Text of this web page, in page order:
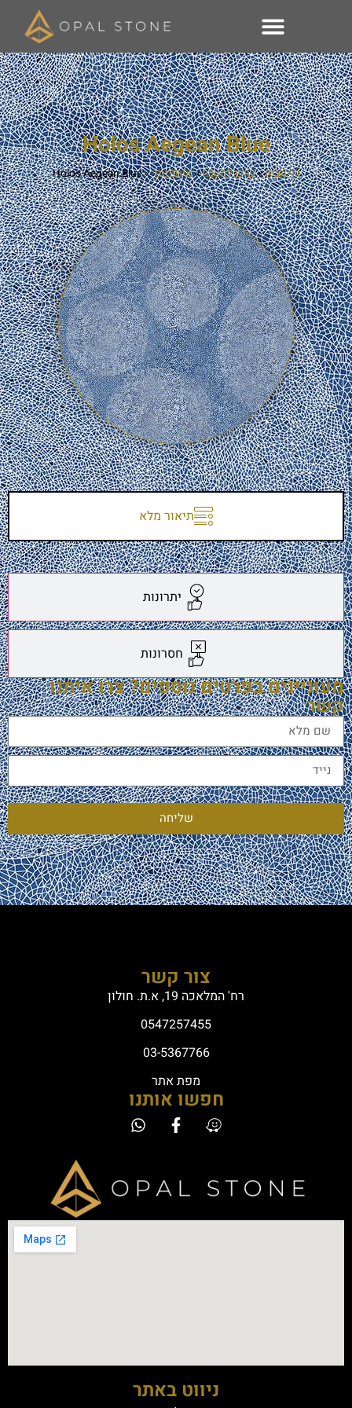
Holos Aegean Blue
דף הבית»שיש למטבח»אינפיניטי»
Holos Aegean Blue
תיאור מלא
יתרונות
חסרונות
מעוניינים בפרטים נוספים? צרו איתנו
קשר
שליחה
צור קשר
רח' המלאכה 19, א.ת. חולון
0547257455
03-5367766
מפת אתר
חפשו אותנו
ניווט באתר